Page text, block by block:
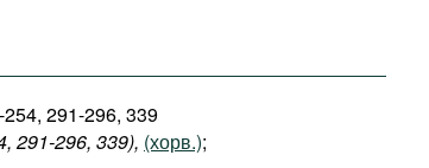
254, 291-296, 339
291-296, 339​), (хорв.);